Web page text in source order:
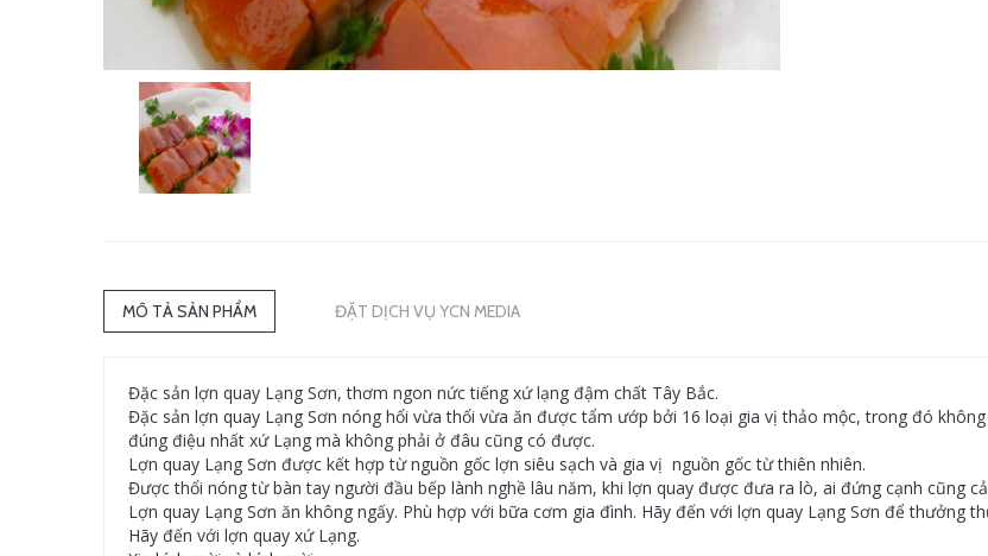
MÔ TẢ SẢN PHẨM ĐẶT DỊCH VỤ YCN MEDIA
Đặc sản lợn quay Lạng Sơn, thơm ngon nức tiếng xứ lạng đậm chất Tây Bắc.
Đặc sản lợn quay Lạng Sơn nóng hổi vừa thổi vừa ăn được tẩm ướp bởi 16 loại gia vị thảo mộc, trong đó
đúng điệu nhất xứ Lạng mà không phải ở đâu cũng có được.
Lợn quay Lạng Sơn được kết hợp từ nguồn gốc lợn siêu sạch và gia vị nguồn gốc từ thiên nhiên.
Được thổi nóng từ bàn tay người đầu bếp lành nghề lâu năm, khi lợn quay được đưa ra lò, ai đứng cạnh cũng
Lợn quay Lạng Sơn ăn không ngấy. Phù hợp với bữa cơm gia đình. Hãy đến với lợn quay Lạng Sơn để thưởng
Hãy đến với lợn quay xứ Lạng.